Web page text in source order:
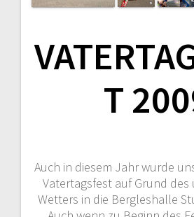
T
Auch in diesem Jahr wurde
Vatertagsfest auf Grund
Wetters in die Bergleshalle